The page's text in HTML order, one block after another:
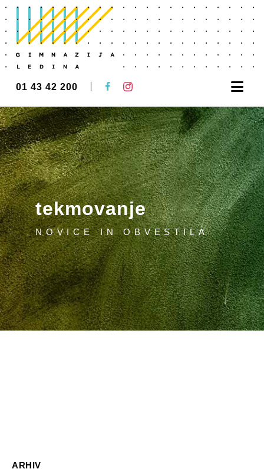
01 43 42 200
tekmovanje
NOVICE IN OBVESTILA
ARHIV